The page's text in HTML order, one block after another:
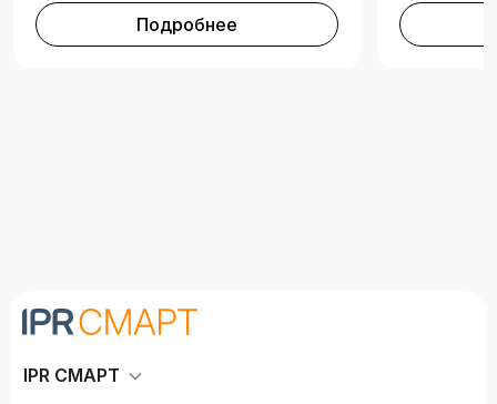
Подробнее
IPR СМАРТ